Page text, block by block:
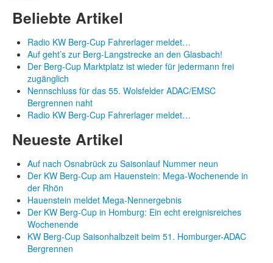
Beliebte Artikel
Radio KW Berg-Cup Fahrerlager meldet…
Auf geht’s zur Berg-Langstrecke an den Glasbach!
Der Berg-Cup Marktplatz ist wieder für jedermann frei
zugänglich
Nennschluss für das 55. Wolsfelder ADAC/EMSC
Bergrennen naht
Radio KW Berg-Cup Fahrerlager meldet…
Neueste Artikel
Auf nach Osnabrück zu Saisonlauf Nummer neun
Der KW Berg-Cup am Hauenstein: Mega-Wochenende in
der Rhön
Hauenstein meldet Mega-Nennergebnis
Der KW Berg-Cup in Homburg: Ein echt ereignisreiches
Wochenende
KW Berg-Cup Saisonhalbzeit beim 51. Homburger-ADAC
Bergrennen